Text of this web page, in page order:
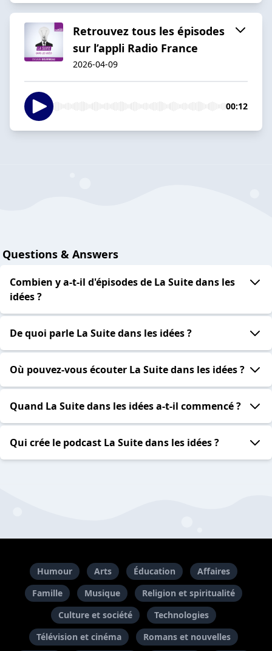
Retrouvez tous les épisodes
sur l’appli Radio France
2026-04-09
00:12
Questions & Answers
Combien y a-t-il d'épisodes de La Suite dans les
idées ?
De quoi parle La Suite dans les idées ?
Où pouvez-vous écouter La Suite dans les idées ?
Quand La Suite dans les idées a-t-il commencé ?
Qui crée le podcast La Suite dans les idées ?
Humour Arts Éducation
Affaires
Famille
Musique
Religion et spiritualité
Culture et société
Technologies
Télévision et cinéma
Romans et nouvelles